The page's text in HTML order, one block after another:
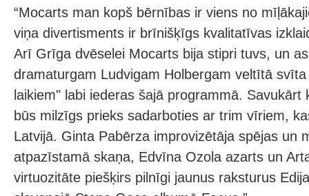
“Mocarts man kopš bērnības ir viens no
viņa divertisments ir brīnišķīgs kvalitatīvas
Arī Grīga dvēselei Mocarts bija stipri tuvs, un
dramaturgam Ludvigam Holbergam veltītā
laikiem" labi iederas šajā programmā. Savukārt
būs milzīgs prieks sadarboties ar trim vīriem,
Latvijā. Ginta Pabērza improvizētāja spējas un
atpazīstamā skaņa, Edvīna Ozola azarts un
virtuozitāte piešķirs pilnīgi jaunus raksturus